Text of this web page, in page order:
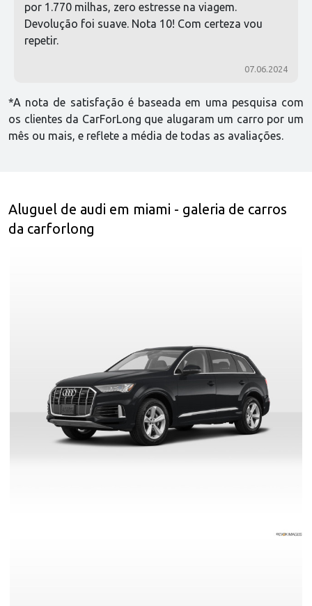
por 1.770 milhas, zero estresse na viagem.
Devolução foi suave. Nota 10! Com certeza vou
repetir.
07.06.2024
*A nota de satisfação é baseada em uma pesquisa com
os clientes da CarForLong que alugaram um carro por um
mês ou mais, e reflete a média de todas as avaliações.
Aluguel de audi em miami - galeria de carros
da carforlong